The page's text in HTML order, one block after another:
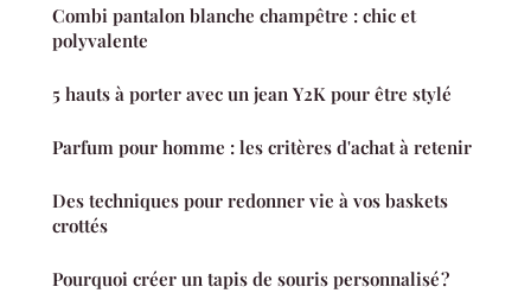
Combi pantalon blanche champêtre : chic et
polyvalente
5 hauts à porter avec un jean Y2K pour être stylé
Parfum pour homme : les critères d'achat à retenir
Des techniques pour redonner vie à vos baskets
crottés
Pourquoi créer un tapis de souris personnalisé ?